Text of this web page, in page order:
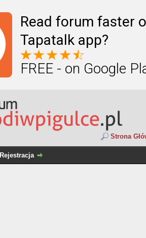
Read forum faster
Tapatalk app?
FREE - on Google
Strona
Rejestracja